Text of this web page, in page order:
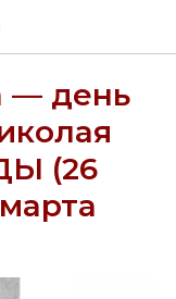
— день
(26